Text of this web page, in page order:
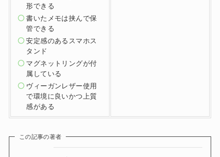
形できる
書いたメモは挟んで保
管できる
安定感のあるスマホス
タンド
マグネットリングが付
属している
ヴィーガンレザー使用
で環境に良いかつ上質
感がある
この記事の著者